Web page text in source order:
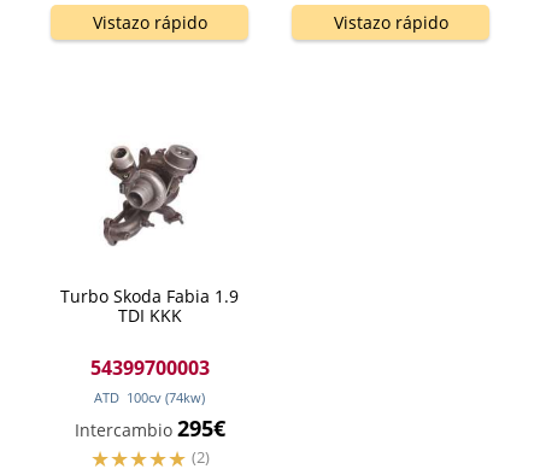
Vistazo rápido Vistazo rápido
Turbo Skoda Fabia 1.9
TDI KKK
54399700003
ATD 100cv (74kw)
Intercambio 295€
(2)